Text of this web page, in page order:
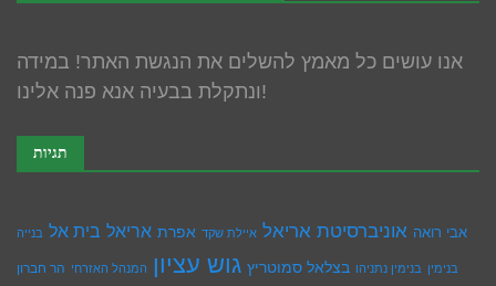
אנו עושים כל מאמץ להשלים את הנגשת האתר! במידה
ונתקלת בבעיה אנא פנה אלינו!
תגיות
אבי רואה אוניברסיטת אריאל איילת שקד אפרת אריאל בית אל בנייה
בנימין בנימין נתניהו בצלאל סמוטריץ גוש עציון המנהל האזרחי הר חברון